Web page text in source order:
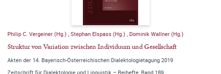
Philip C. Vergeiner (Hg.) Stephan Elspass (Hg.) Dominik Wallner (Hg.)
Struktur von Variation zwischen Individuum und Gesellschaft
Akten der 14. Bayerisch-Österreichischen Dialektologietagung 2019
Zeitschrift für Dialektologie und Linguistik – Beihefte, Band 189